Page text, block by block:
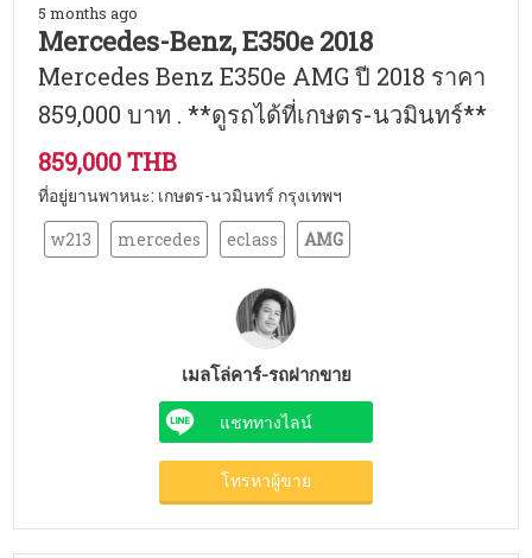
5 months ago
Mercedes-Benz, E350e 2018
Mercedes Benz E350e AMG ปี 2018 ราคา
859,000 บาท . **ดูรถได้ที่เกษตร-นวมินทร์**
859,000 THB
ที่อยู่ยานพาหนะ: เกษตร-นวมินทร์ กรุงเทพฯ
w213
mercedes eclass AMG
เมลโล่คาร์-รถฝากขาย
แชททางไลน์
โทรหาผู้ขาย